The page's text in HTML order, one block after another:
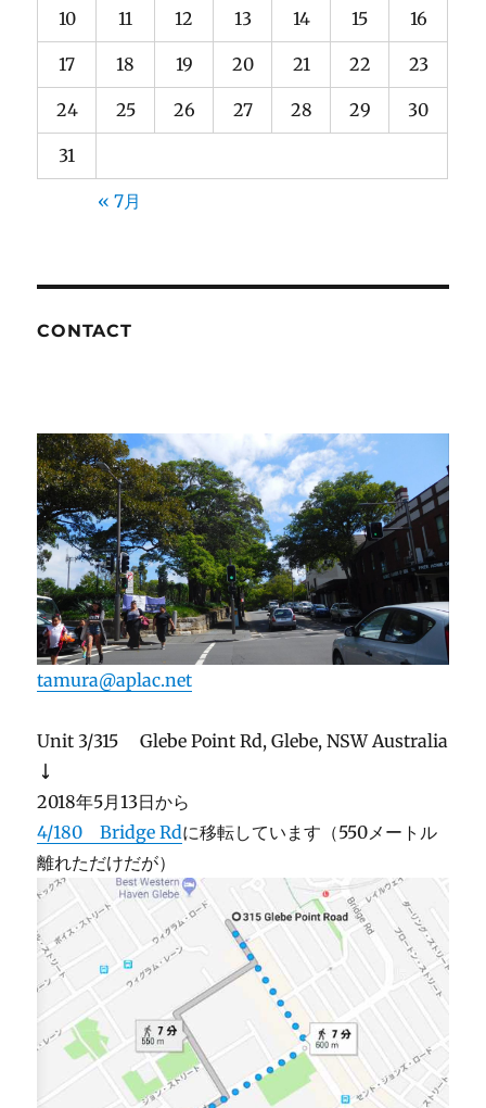
10 11 12 13 14 15 16
17 18 19 20 21 22 23
24 25 26 27 28 29 30
31
« 7月
CONTACT
tamura@aplac.net
Unit 3/315 Glebe Point Rd, Glebe, NSW Australia
↓
2018年5月13日から
4/180 Bridge Rdに移転しています（550メートル
離れただけだが）